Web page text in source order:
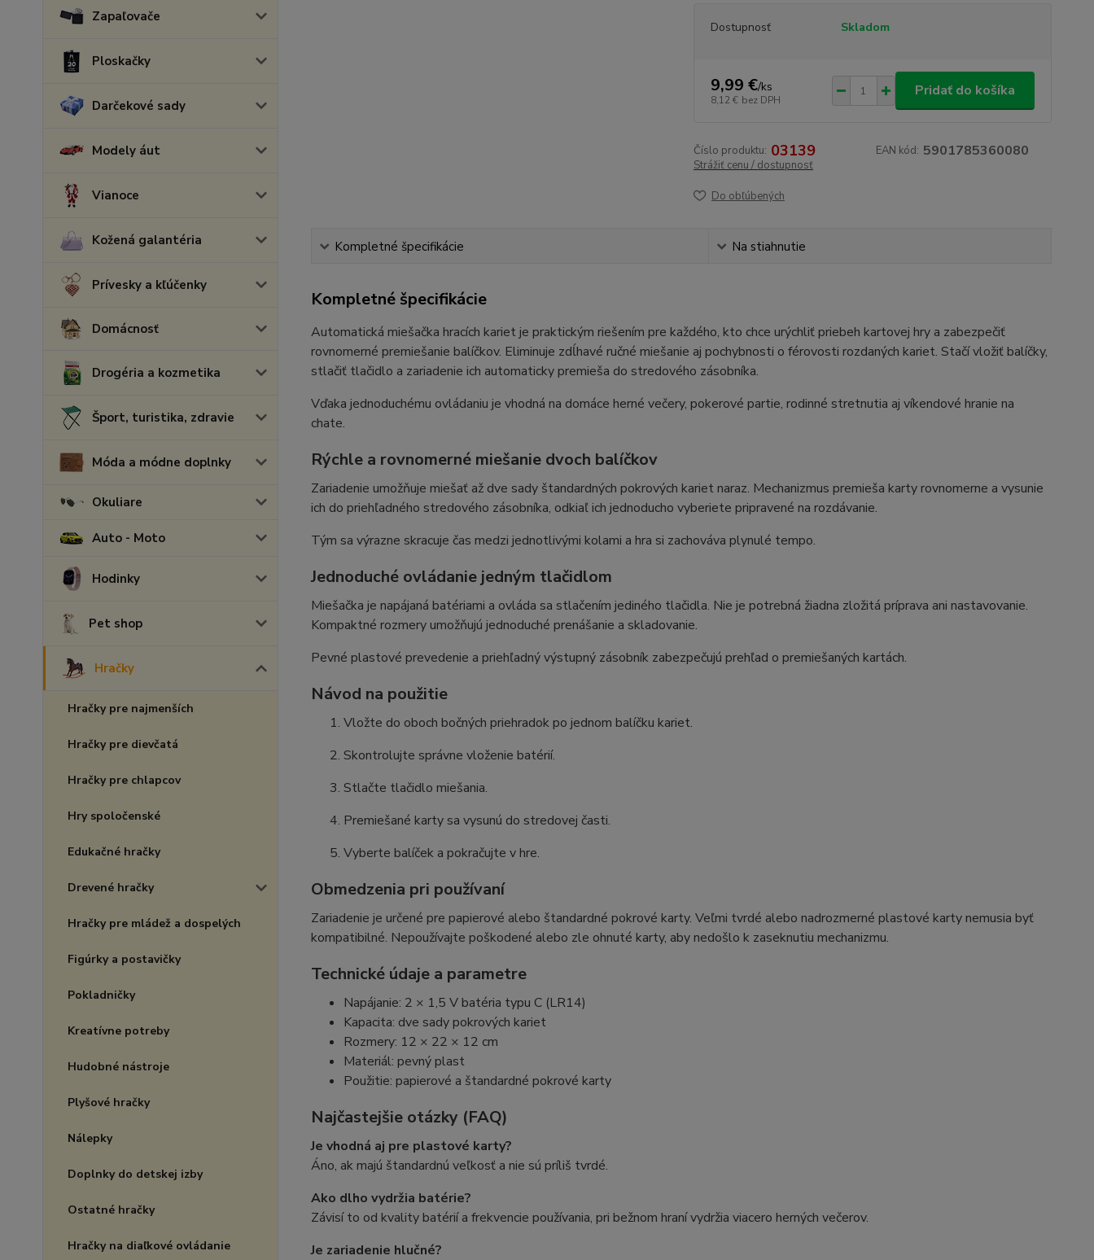
Zapaľovače
Ploskačky
Darčekové sady
Modely áut
Vianoce
Kožená galantéria
Prívesky a kľúčenky
Domácnosť
Drogéria a kozmetika
Šport, turistika, zdravie
Móda a módne doplnky
Okuliare
Auto - Moto
Hodinky
Pet shop
Hračky
Hračky pre najmenších
Hračky pre dievčatá
Hračky pre chlapcov
Hry spoločenské
Edukačné hračky
Drevené hračky
Hračky pre mládež a dospelých
Figúrky a postavičky
Pokladničky
Kreatívne potreby
Hudobné nástroje
Plyšové hračky
Nálepky
Doplnky do detskej izby
Ostatné hračky
Hračky na diaľkové ovládanie
Dostupnosť Skladom
9,99 €/ks
8,12 € bez DPH
Pridať do košíka
Číslo produktu: 03139 EAN kód: 5901785360080
Strážiť cenu / dostupnosť
Do obľúbených
Kompletné špecifikácie Na stiahnutie
Kompletné špecifikácie
Automatická miešačka hracích kariet je praktickým riešením pre každého, kto chce urýchliť priebeh kartovej hry a zabezpečiť
rovnomerné premiešanie balíčkov. Eliminuje zdĺhavé ručné miešanie aj pochybnosti o férovosti rozdaných kariet. Stačí vložiť balíčky,
stlačiť tlačidlo a zariadenie ich automaticky premieša do stredového zásobníka.
Vďaka jednoduchému ovládaniu je vhodná na domáce herné večery, pokerové partie, rodinné stretnutia aj víkendové hranie na
chate.
Rýchle a rovnomerné miešanie dvoch balíčkov
Zariadenie umožňuje miešať až dve sady štandardných pokrových kariet naraz. Mechanizmus premieša karty rovnomerne a vysunie
ich do priehľadného stredového zásobníka, odkiaľ ich jednoducho vyberiete pripravené na rozdávanie.
Tým sa výrazne skracuje čas medzi jednotlivými kolami a hra si zachováva plynulé tempo.
Jednoduché ovládanie jedným tlačidlom
Miešačka je napájaná batériami a ovláda sa stlačením jediného tlačidla. Nie je potrebná žiadna zložitá príprava ani nastavovanie.
Kompaktné rozmery umožňujú jednoduché prenášanie a skladovanie.
Pevné plastové prevedenie a priehľadný výstupný zásobník zabezpečujú prehľad o premiešaných kartách.
Návod na použitie
Vložte do oboch bočných priehradok po jednom balíčku kariet.
Skontrolujte správne vloženie batérií.
Stlačte tlačidlo miešania.
Premiešané karty sa vysunú do stredovej časti.
Vyberte balíček a pokračujte v hre.
Obmedzenia pri používaní
Zariadenie je určené pre papierové alebo štandardné pokrové karty. Veľmi tvrdé alebo nadrozmerné plastové karty nemusia byť
kompatibilné. Nepoužívajte poškodené alebo zle ohnuté karty, aby nedošlo k zaseknutiu mechanizmu.
Technické údaje a parametre
Napájanie: 2 × 1,5 V batéria typu C (LR14)
Kapacita: dve sady pokrových kariet
Rozmery: 12 × 22 × 12 cm
Materiál: pevný plast
Použitie: papierové a štandardné pokrové karty
Najčastejšie otázky (FAQ)
Je vhodná aj pre plastové karty?
Áno, ak majú štandardnú veľkosť a nie sú príliš tvrdé.
Ako dlho vydržia batérie?
Závisí to od kvality batérií a frekvencie používania, pri bežnom hraní vydržia viacero herných večerov.
Je zariadenie hlučné?